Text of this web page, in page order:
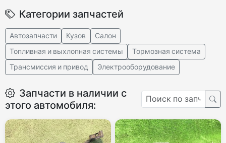
Категории запчастей
Автозапчасти Кузов
Салон
Топливная и выхлопная системы
Тормозная система
Трансмиссия и привод
Электрооборудование
Запчасти в наличии с
этого автомобиля: